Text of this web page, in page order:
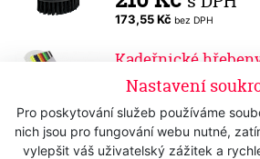
Nastavení
Pro poskytování služeb používáme
nich jsou pro fungování webu nutné,
vylepšit váš uživatelský zážitek a
173,55 Kč bez DPH
Kadeřnické
-střihací - Set 12 ks
380 Kč s DPH
314,05 Kč